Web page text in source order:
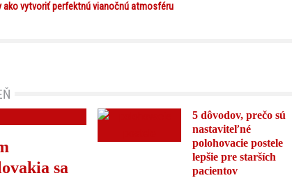
ako vytvoriť perfektnú vianočnú atmosféru
sa
5 dôvodov, prečo sú
nastaviteľné
polohovacie postele
lepšie pre starších
pacientov